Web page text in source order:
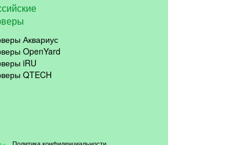
Аквариус
OpenYard
iRU
QTECH